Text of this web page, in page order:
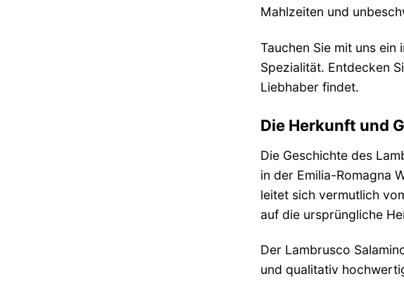
Mahlzeiten und
Tauchen Sie mit uns
Spezialität. Entdecken
Liebhaber findet.
Die Herkunft und
Die Geschichte des
in der Emilia-Romagna
leitet sich vermutlich
auf die ursprüngliche
Der Lambrusco
und qualitativ